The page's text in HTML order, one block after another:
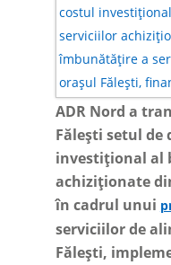
ADR Nord a
Fălești setul de
investițional al
achiziționate
în cadrul unui
serviciilor de
Fălești,